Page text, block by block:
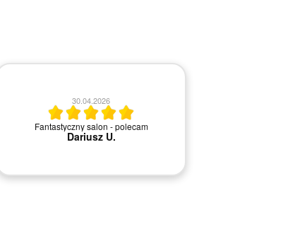
30.04.2026
Fantastyczny salon - polecam
Dariusz U.